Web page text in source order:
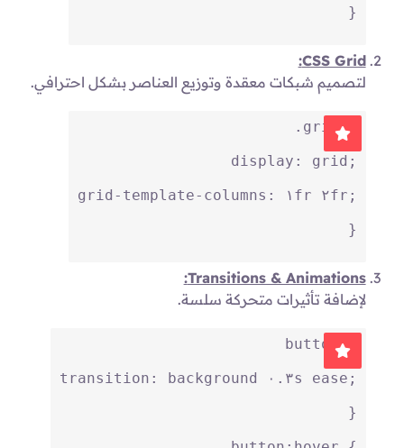
}
CSS Grid:
لتصميم شبكات معقدة وتوزيع العناصر بشكل احترافي.
.grid {
display : grid;
grid-template-columns : ١ fr ٢fr;
}
Transitions & Animations:
لإضافة تأثيرات متحركة سلسة.
button {
transition : background ٠.٣s ease;
}